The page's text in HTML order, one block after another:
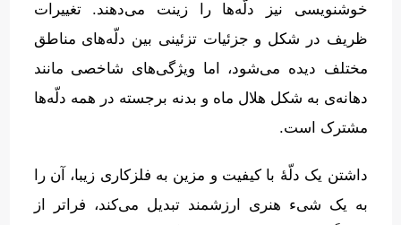
خوشنویسی نیز دلّه‌ها را زینت می‌دهند.تغییرات
ظریف در شکل و جزئیات تزئینی بین دلّه‌های مناطق
مختلف دیده می‌شود، اما ویژگی‌های شاخصی مانند
دهانه‌ی به شکل هلال ماه و بدنه برجسته در همه دلّه‌ها
مشترک است.
داشتن یک دلّهٔ با کیفیت و مزین به فلزکاری زیبا، آن را
به یک شیء هنری ارزشمند تبدیل می‌کند، فراتر از